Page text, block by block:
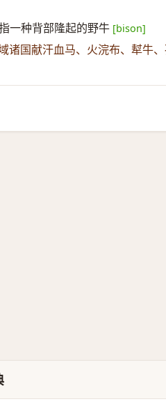
一种背部隆起的野牛 [bison]
诸国献汗血马、火浣布、犎牛